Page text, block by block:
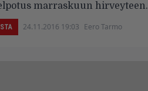
marraskuun hirveyteen.
24.11.2016 19:03 Eero Tarmo